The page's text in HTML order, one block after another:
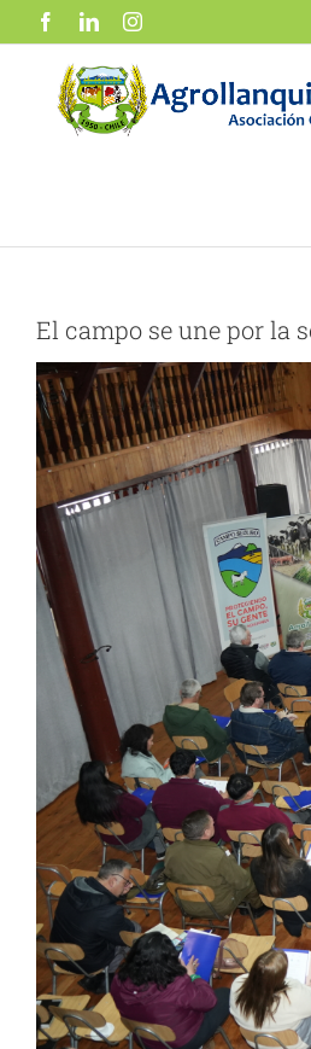
al
contenido
FacebookLinkedInInstagram
El campo se une por la
Ver
imagen
más
grande